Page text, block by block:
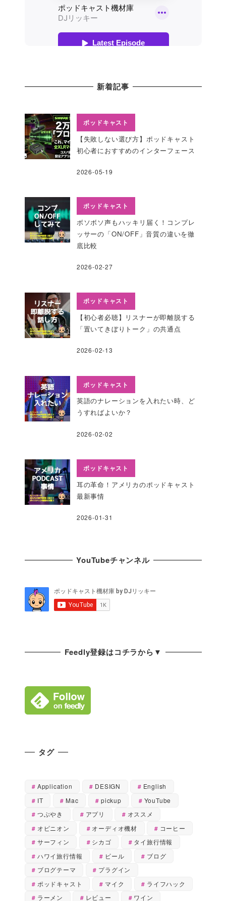
新着記事
ポッドキャスト
【失敗しない選び方】ポッドキャスト
初心者におすすめのインターフェース
2026-05-19
ポッドキャスト
ボソボソ声もハッキリ届く！コンプレ
ッサーの「ON/OFF」音質の違いを徹
底比較
2026-02-27
ポッドキャスト
【初心者必聴】リスナーが即離脱する
「置いてきぼりトーク」の共通点
2026-02-13
ポッドキャスト
英語のナレーションを入れたい時、ど
うすればよいか？
2026-02-02
ポッドキャスト
耳の革命！アメリカのポッドキャスト
最新事情
2026-01-31
YouTubeチャンネル
Feedly登録はコチラから▼
タグ
Application DESIGN
English
IT
Mac pickup
YouTube
つぶやき
アプリ
オススメ
オピニオン
オーディオ機材
コーヒー
サーフィン
シカゴ
タイ旅行情報
ハワイ旅行情報
ビール
ブログ
ブログテーマ
プラグイン
ポッドキャスト
マイク
ライフハック
ラーメン
レビュー ワイン